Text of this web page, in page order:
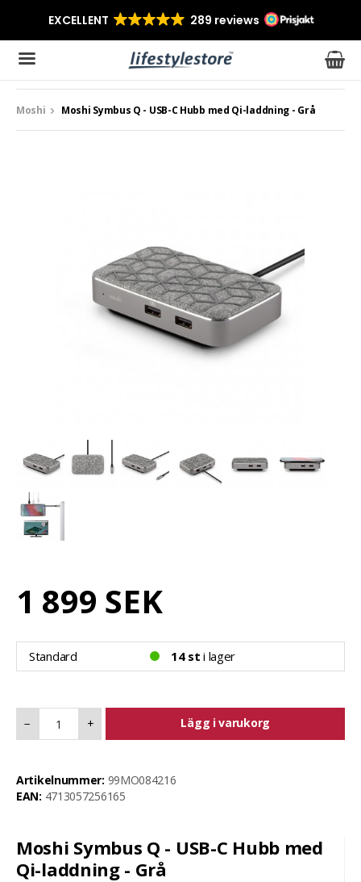
Produkten har blivit tillagd i varukorgen
Moshi Moshi Symbus Q - USB-C Hubb med Qi-laddning - Grå
Moshi Symbus Q - USB-C Hubb med
Qi-laddning - Grå
1 899 SEK
Standard 14 st i lager
− + Lägg i varukorg
Artikelnummer: 99MO084216
EAN: 4713057256165